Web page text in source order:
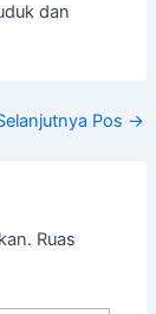
dan
Pos →
Ruas